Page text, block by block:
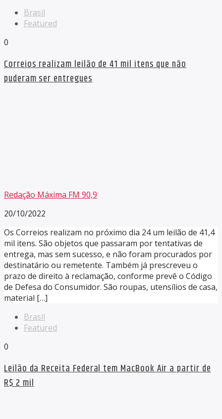
Brasil
Featured
0
Correios realizam leilão de 41 mil itens que não
puderam ser entregues
Redação Máxima FM 90,9
20/10/2022
Os Correios realizam no próximo dia 24 um leilão de 41,4
mil itens. São objetos que passaram por tentativas de
entrega, mas sem sucesso, e não foram procurados por
destinatário ou remetente. Também já prescreveu o
prazo de direito à reclamação, conforme prevê o Código
de Defesa do Consumidor. São roupas, utensílios de casa,
material […]
Brasil
Featured
0
Leilão da Receita Federal tem MacBook Air a partir de
R$ 2 mil